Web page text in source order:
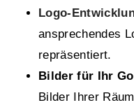
Logo-
ansprechendes
repräsentiert.
Bilder für Ihr
Bilder Ihrer